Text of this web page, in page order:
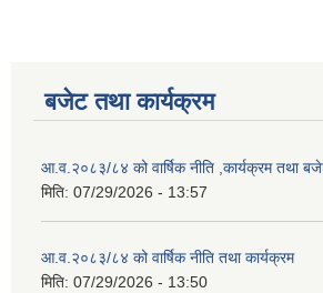
बजेट तथा कार्यक्रम
आ.व.२०८३/८४ को वार्षिक नीति ,कार्यक्रम तथा
मिति: 07/29/2026 - 13:57
आ.व.२०८३/८४ को वार्षिक नीति तथा कार्यक्रम
मिति: 07/29/2026 - 13:50